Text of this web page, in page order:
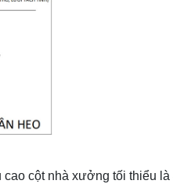
cột nhà xưởng tối thiểu là